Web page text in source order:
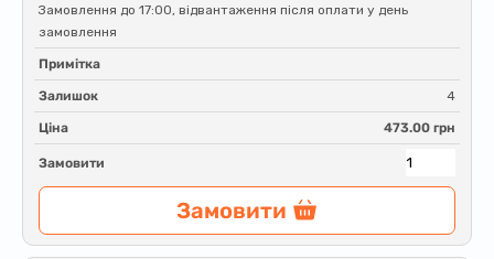
Замовлення до 17:00, відвантаження після оплати у день
замовлення
Примітка
Залишок 4
Ціна 473.00 грн
Замовити
Замовити